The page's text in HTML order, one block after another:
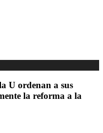
U ordenan a sus
la reforma a la